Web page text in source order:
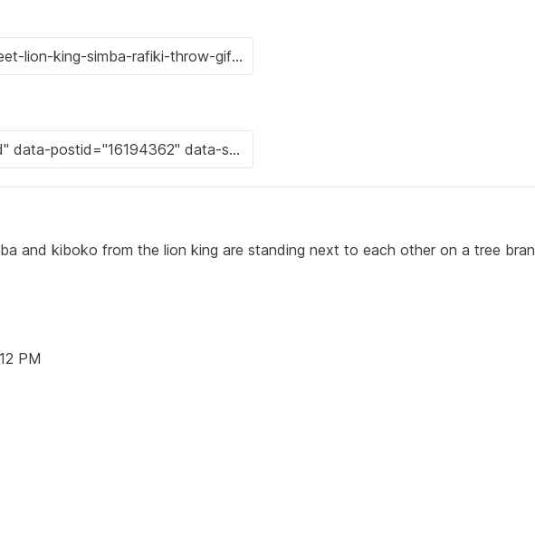
and kiboko from the lion king are standing next to each other on a tree
PM